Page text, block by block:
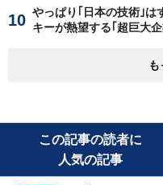
やっぱり｢日本の技術｣
キーが熱望する｢超巨大
も
この記事の読者に
人気の記事